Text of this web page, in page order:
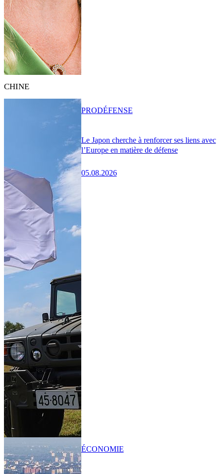
CHINE
Le Japon cherche à renforcer ses liens avec
l’Europe en matière de défense
05.08.2026
PRODÉFENSE
ÉCONOMIE